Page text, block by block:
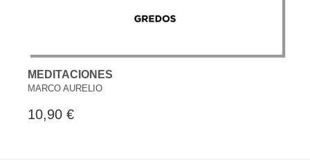
MEDITACIONES
MARCO AURELIO
10,90 €